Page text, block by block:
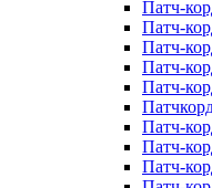
Патч-
Патч-
Патч-
Патч-
Патч-
Патч-
Патч-
Патч-